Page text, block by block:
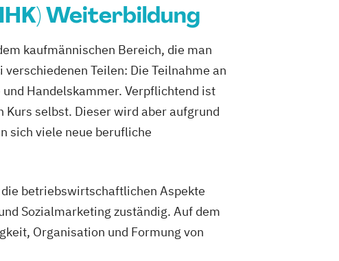
Weiterbildung
kaufmännischen Bereich, die man
Teilen: Die Teilnahme an
Handelskammer. Verpflichtend ist
selbst. Dieser wird aber aufgrund
sich viele neue berufliche
betriebswirtschaftlichen Aspekte
Sozialmarketing zuständig. Auf dem
Organisation und Formung von